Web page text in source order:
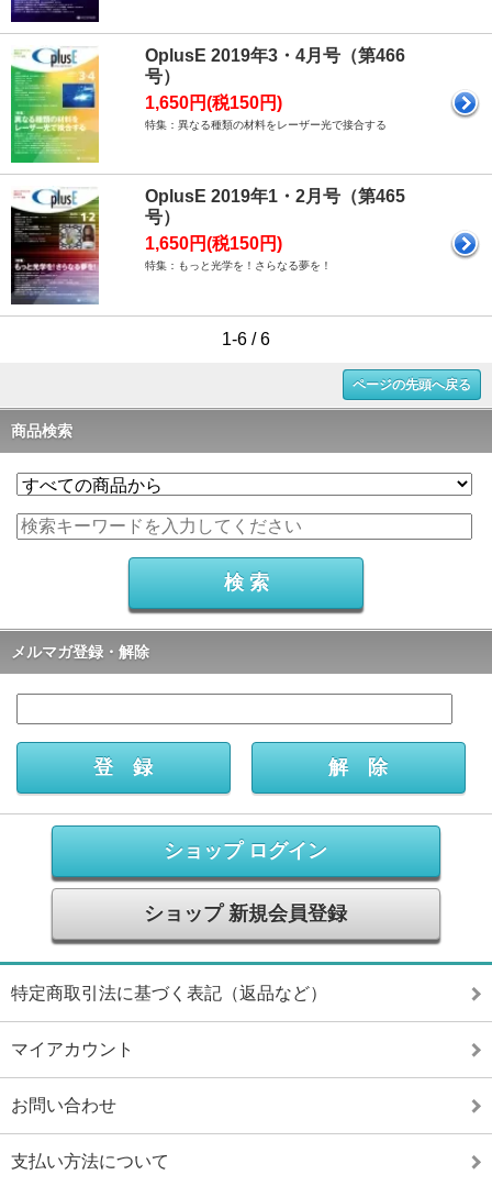
OplusE 2019年3・4月号（第466
号）
1,650円(税150円)
特集：異なる種類の材料をレーザー光で接合する
OplusE 2019年1・2月号（第465
号）
1,650円(税150円)
特集：もっと光学を！さらなる夢を！
1-6 / 6
ページの先頭へ戻る
商品検索
メルマガ登録・解除
ショップ ログイン
ショップ 新規会員登録
特定商取引法に基づく表記（返品など）
マイアカウント
お問い合わせ
支払い方法について